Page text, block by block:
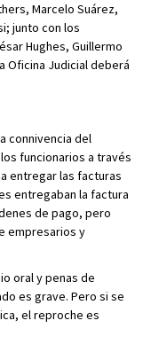
Marcelo Suárez,
junto con los
Hughes, Guillermo
Oficina Judicial deberá
connivencia del
funcionarios a través
entregar las facturas
entregaban la factura
de pago, pero
empresarios y
oral y penas de
es grave. Pero si se
el reproche es